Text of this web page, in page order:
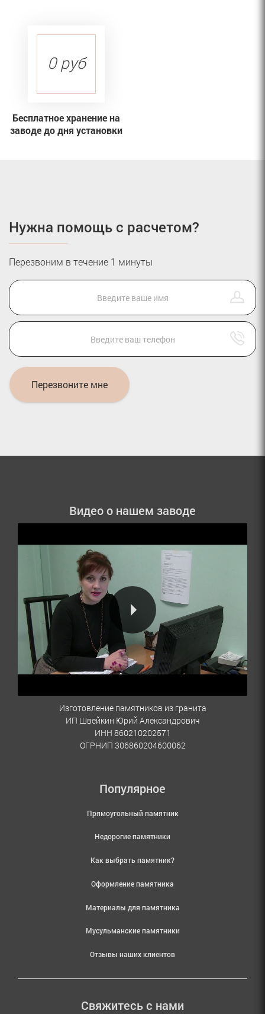
0 руб
Бесплатное хранение на
заводе до дня установки
Нужна помощь с расчетом?
Перезвоним в течение 1 минуты
Перезвоните мне
Видео о нашем заводе
Изготовление памятников из гранита
ИП Швейкин Юрий Александрович
ИНН 860210202571
ОГРНИП 306860204600062
Популярное
Прямоугольный памятник
Недорогие памятники
Как выбрать памятник?
Оформление памятника
Материалы для памятника
Мусульманские памятники
Отзывы наших клиентов
Свяжитесь с нами